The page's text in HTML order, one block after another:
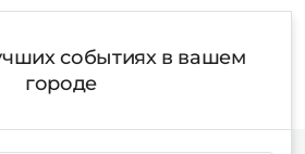
событиях в вашем
городе